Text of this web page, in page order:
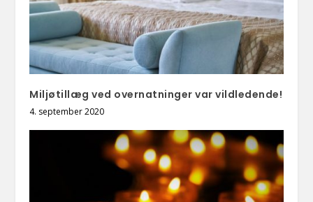
Miljøtillæg ved overnatninger var vildledende!
4. september 2020